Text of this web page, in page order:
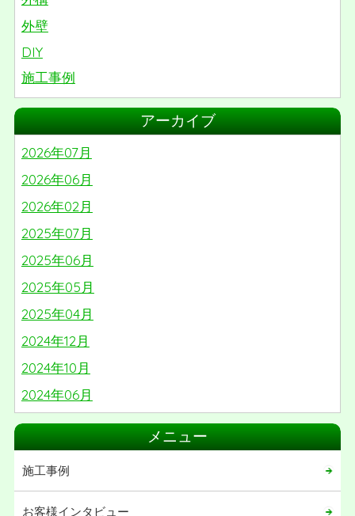
外壁
DIY
施工事例
リノベーション
屋根
番外編
アーカイブ
2026年07月
2026年06月
2026年02月
2025年07月
2025年06月
2025年05月
2025年04月
2024年12月
2024年10月
2024年06月
2024年05月
2024年03月
2024年02月
2024年01月
メニュー
施工事例
お客様インタビュー